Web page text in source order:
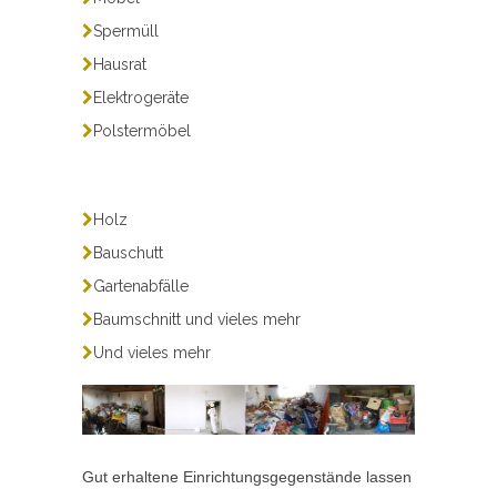
Spermüll
Hausrat
Elektrogeräte
Polstermöbel
Holz
Bauschutt
Gartenabfälle
Baumschnitt und vieles mehr
Und vieles mehr
Gut erhaltene Einrichtungsgegenstände lassen